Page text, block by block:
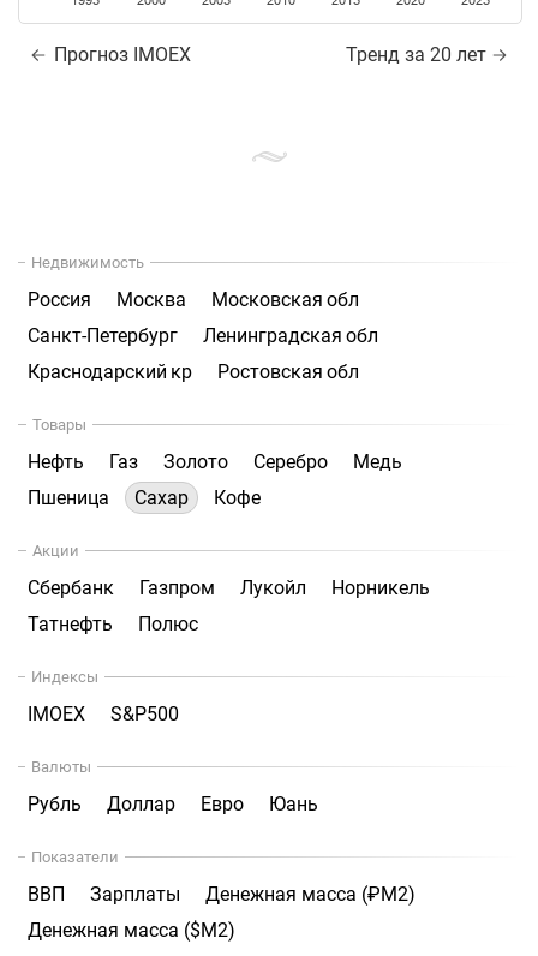
Прогноз IMOEX Тренд за 20 лет
Недвижимость
Россия Москва
Московская обл
Санкт-Петербург
Ленинградская обл
Краснодарский кр
Ростовская обл
Товары
Нефть Газ Золото Серебро
Медь
Пшеница
Сахар Кофе
Акции
Сбербанк Газпром Лукойл
Норникель
Татнефть
Полюс
Индексы
IMOEX S&P500
Валюты
Рубль Доллар Евро Юань
Показатели
ВВП Зарплаты
Денежная масса (₽М2)
Денежная масса ($М2)